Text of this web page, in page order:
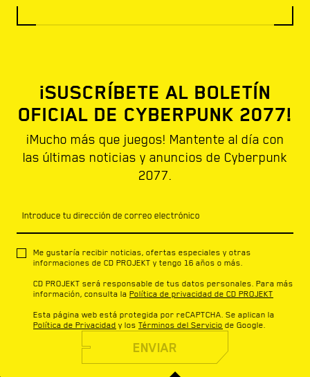
¡SUSCRÍBETE AL BOLETÍN
OFICIAL DE CYBERPUNK 2077!
¡Mucho más que juegos! Mantente al día con
las últimas noticias y anuncios de Cyberpunk
2077.
Introduce tu dirección de correo electrónico
Me gustaría recibir noticias, ofertas especiales y otras
informaciones de CD PROJEKT y tengo 16 años o más.
CD PROJEKT será responsable de tus datos personales. Para más
información, consulta la Política de privacidad de CD PROJEKT
Esta página web está protegida por reCAPTCHA. Se aplican la
Política de Privacidad y los Términos del Servicio de Google.
ENVIAR